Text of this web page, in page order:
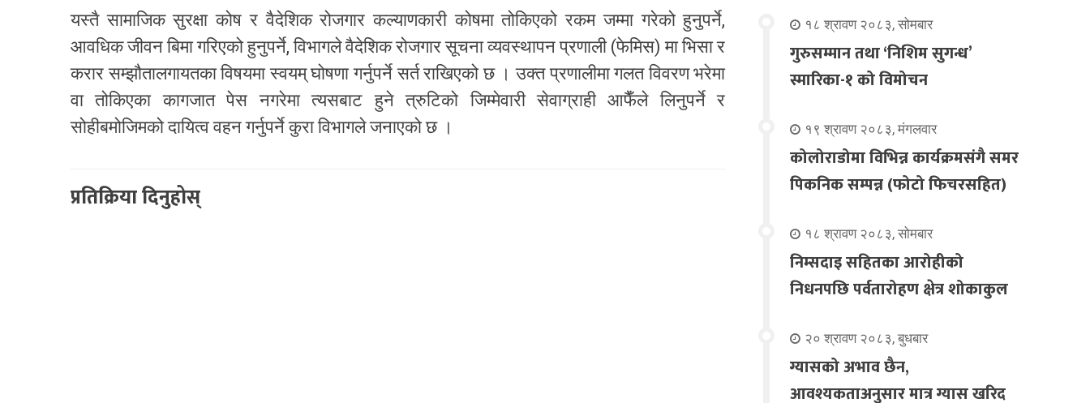
यस्तै सामाजिक सुरक्षा कोष र वैदेशिक रोजगार कल्याणकारी कोषमा तोकिएको रकम जम्मा गरेको हुनुपर्ने,
आवधिक जीवन बिमा गरिएको हुनुपर्ने, विभागले वैदेशिक रोजगार सूचना व्यवस्थापन प्रणाली (फेमिस) मा भिसा र
करार सम्झौतालगायतका विषयमा स्वयम् घोषणा गर्नुपर्ने सर्त राखिएको छ । उक्त प्रणालीमा गलत विवरण भरेमा
वा तोकिएका कागजात पेस नगरेमा त्यसबाट हुने त्रुटिको जिम्मेवारी सेवाग्राही आफैँले लिनुपर्ने र
सोहीबमोजिमको दायित्व वहन गर्नुपर्ने कुरा विभागले जनाएको छ ।
प्रतिक्रिया दिनुहोस्
१८ श्रावण २०८३, सोमबार
गुरुसम्मान तथा ‘निशिम सुगन्ध’
स्मारिका-१ को विमोचन
१९ श्रावण २०८३, मंगलवार
कोलोराडोमा विभिन्न कार्यक्रमसंगै समर
पिकनिक सम्पन्न (फोटो फिचरसहित)
१८ श्रावण २०८३, सोमबार
निम्सदाइ सहितका आरोहीको
निधनपछि पर्वतारोहण क्षेत्र शोकाकुल
२० श्रावण २०८३, बुधबार
ग्यासको अभाव छैन,
आवश्यकताअनुसार मात्र ग्यास खरिद